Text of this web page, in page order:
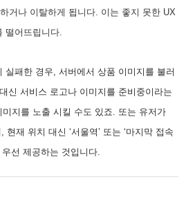
거나 이탈하게 됩니다. 이는 좋지 못한 UX
떨어뜨립니다.
실패한 경우, 서버에서 상품 이미지를 불러
신 서비스 로고나 이미지를 준비중이라는
지를 노출 시킬 수도 있죠. 또는 유저가
재 위치 대신 ‘서울역’ 또는 ‘마지막 접속
선 제공하는 것입니다.